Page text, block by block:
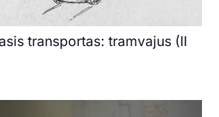
transportas: tramvajus (II